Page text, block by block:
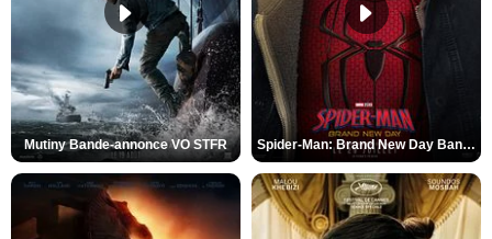
Mutiny Bande-annonce VO STFR Spider-Man: Brand New Day Bande-annonce VO STFR